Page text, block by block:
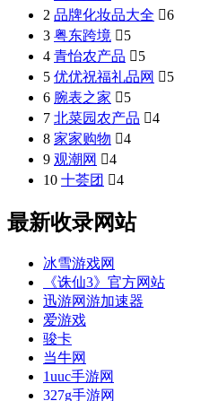
2 品牌化妆品大全 6
3 粤东跨境 5
4 青怡农产品 5
5 优优祝福礼品网 5
6 腕表之家 5
7 北菜园农产品 4
8 家家购物 4
9 观潮网 4
10 十荟团 4
最新收录网站
冰雪游戏网
《诛仙3》官方网站
迅游网游加速器
爱游戏
骏卡
当牛网
1uuc手游网
327g手游网